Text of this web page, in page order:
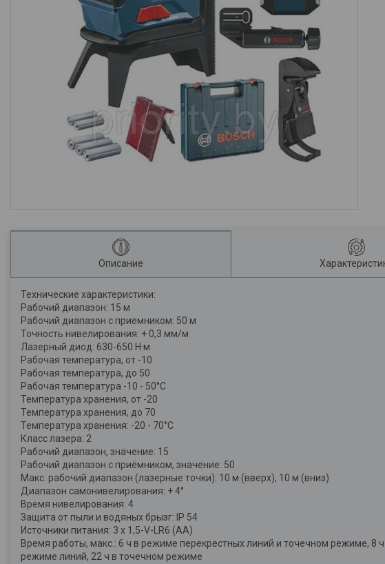
Описание
Технические характеристики:
Рабочий диапазон: 15 м
Рабочий диапазон с приемником: 50 м
Точность нивелирования: + 0,3 мм/м
Лазерный диод: 630-650 Н·м
Рабочая температура, от -10
Рабочая температура, до 50
Рабочая температура -10 - 50°C
Температура хранения, от -20
Температура хранения, до 70
Температура хранения: -20 - 70°C
Класс лазера: 2
Рабочий диапазон, значение: 15
Рабочий диапазон с приёмником, значение: 50
Макс. рабочий диапазон (лазерные точки): 10 м (вверх), 10 м (вниз)
Диапазон самонивелирования: + 4°
Время нивелирования: 4
Защита от пыли и водяных брызг: IP 54
Источники питания: 3 x 1,5-V-LR6 (AA)
Время работы, макс.: 6 ч в режиме перекрестных линий и точечном режиме,
режиме линий, 22 ч в точечном режиме